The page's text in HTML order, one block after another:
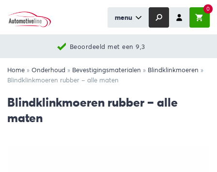
menu
0
Beoordeeld met een 9,3
Home » Onderhoud » Bevestigingsmaterialen » Blindklinkmoeren »
Blindklinkmoeren rubber – alle maten
Blindklinkmoeren rubber – alle
maten